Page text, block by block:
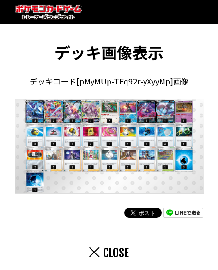
デッキ画像表示
デッキコード[pMyMUp-TFq92r-yXyyMp]画像
CLOSE